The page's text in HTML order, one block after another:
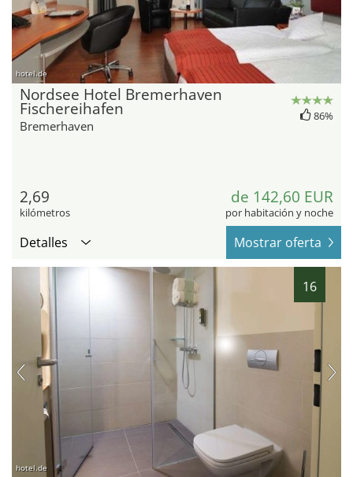
hotel.de
Nordsee Hotel Bremerhaven
Fischereihafen
Bremerhaven
86%
2,69
kilómetros
de 142,60 EUR
por habitación y noche
Detalles Mostrar oferta
16
hotel.de